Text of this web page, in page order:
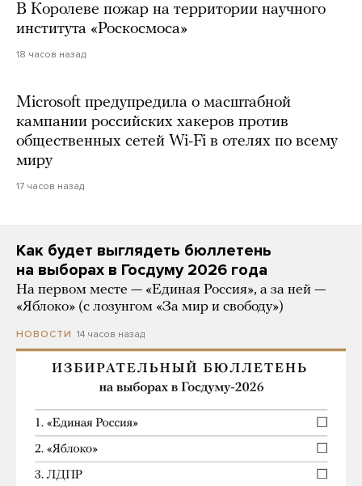
В Королеве пожар на территории научного
института «Роскосмоса»
18 часов назад
Microsoft предупредила о масштабной
кампании российских хакеров против
общественных сетей Wi-Fi в отелях по всему
миру
17 часов назад
Как будет выглядеть бюллетень
на выборах в Госдуму 2026 года
На первом месте — «Единая Россия», а за ней —
«Яблоко» (с лозунгом «За мир и свободу»)
НОВОСТИ 14 часов назад